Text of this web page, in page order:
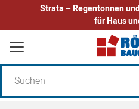
Strata – Regentonnen
für Haus
Zum Hauptinhalt springen